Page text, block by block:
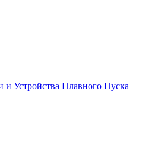
и Устройства Плавного Пуска